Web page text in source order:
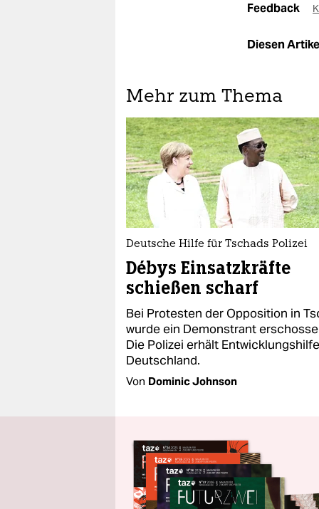
Feedback
Diesen
Mehr zum Thema
Deutsche Hilfe für Tschads Polizei
Débys Einsatzkräfte
schießen scharf
Bei Protesten der Opposition in
wurde ein Demonstrant
Die Polizei erhält
Deutschland.
Von Dominic Johnson